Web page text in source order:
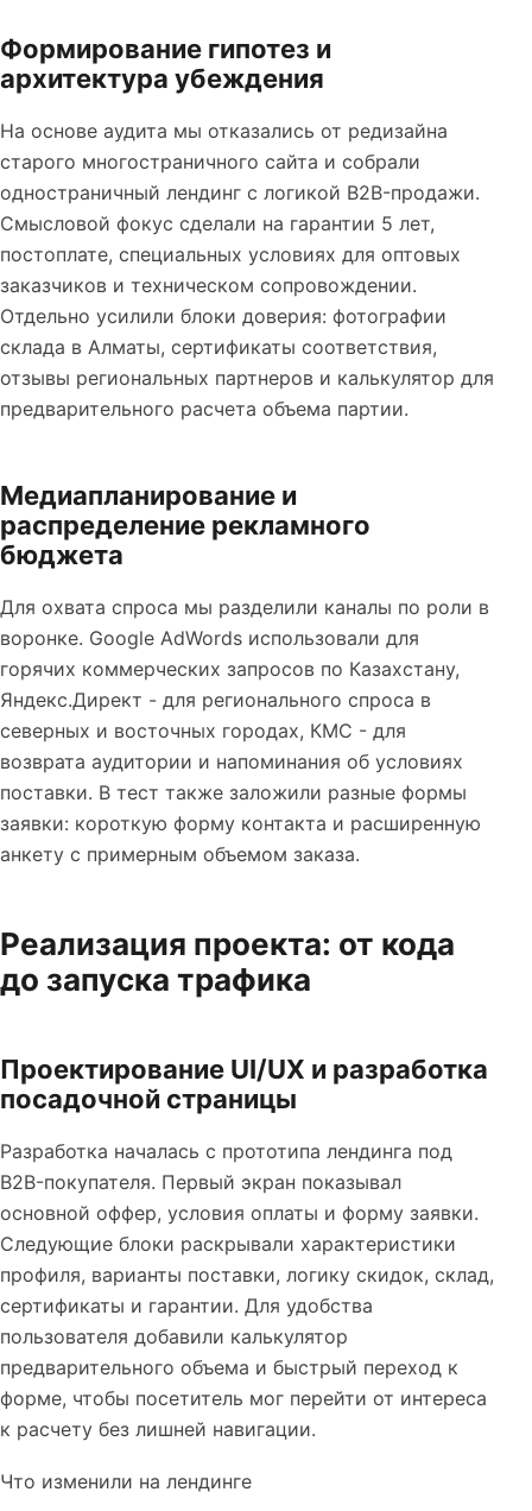
Формирование гипотез и
архитектура убеждения
На основе аудита мы отказались от редизайна
старого многостраничного сайта и собрали
одностраничный лендинг с логикой B2B-продажи.
Смысловой фокус сделали на гарантии 5 лет,
постоплате, специальных условиях для оптовых
заказчиков и техническом сопровождении.
Отдельно усилили блоки доверия: фотографии
склада в Алматы, сертификаты соответствия,
отзывы региональных партнеров и калькулятор для
предварительного расчета объема партии.
Медиапланирование и
распределение рекламного
бюджета
Для охвата спроса мы разделили каналы по роли в
воронке. Google AdWords использовали для
горячих коммерческих запросов по Казахстану,
Яндекс.Директ - для регионального спроса в
северных и восточных городах, КМС - для
возврата аудитории и напоминания об условиях
поставки. В тест также заложили разные формы
заявки: короткую форму контакта и расширенную
анкету с примерным объемом заказа.
Реализация проекта: от кода
до запуска трафика
Проектирование UI/UX и разработка
посадочной страницы
Разработка началась с прототипа лендинга под
B2B-покупателя. Первый экран показывал
основной оффер, условия оплаты и форму заявки.
Следующие блоки раскрывали характеристики
профиля, варианты поставки, логику скидок, склад,
сертификаты и гарантии. Для удобства
пользователя добавили калькулятор
предварительного объема и быстрый переход к
форме, чтобы посетитель мог перейти от интереса
к расчету без лишней навигации.
Что изменили на лендинге